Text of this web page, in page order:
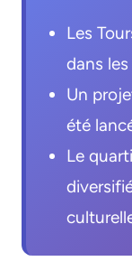
Les
dans
Un
été
Le